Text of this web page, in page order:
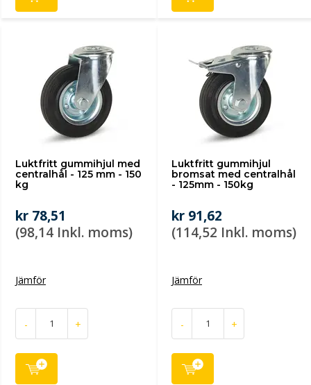
Luktfritt gummihjul med
centralhål - 125 mm - 150
kg
kr 78,51
(98,14 Inkl. moms)
Jämför
- +
Luktfritt gummihjul
bromsat med centralhål
- 125mm - 150kg
kr 91,62
(114,52 Inkl. moms)
Jämför
- +